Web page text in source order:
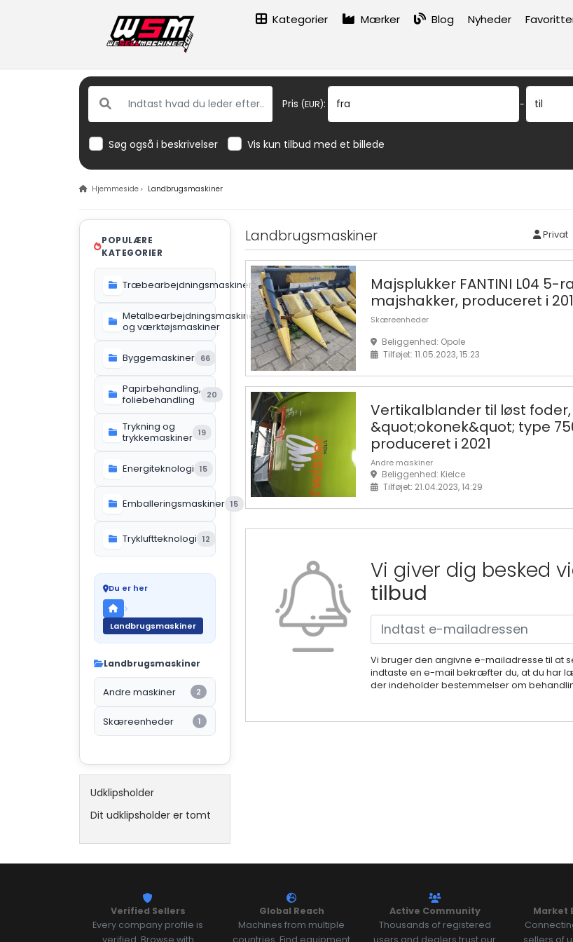
Kategorier Mærker Blog Nyheder
Pris (EUR): fra - til
Søg også i beskrivelser Vis kun tilbud med et billede
Hjemmeside › Landbrugsmaskiner
Landbrugsmaskiner Privat
Majsplukker FANTINI L04 5-
majshakker, produceret i
Skæreenheder
Beliggenhed: Opole
Tilføjet: 11.05.2023, 15:23
Vertikalblander til løst foder,
&quot;okonek&quot; type
produceret i 2021
Andre maskiner
Beliggenhed: Kielce
Tilføjet: 21.04.2023, 14:29
Vi giver dig besked
tilbud
Vi bruger den angivne e-mailadresse til at
indtaste en e-mail bekræfter du, at du har
der indeholder bestemmelser om
POPULÆRE
KATEGORIER
Træbearbejdningsmaskiner 612
Metalbearbejdningsmaskiner
og værktøjsmaskiner
119
Byggemaskiner 66
Papirbehandling,
foliebehandling
20
Trykning og
trykkemaskiner 19
Energiteknologi 15
Emballeringsmaskiner 15
Trykluftteknologi 12
Du er her
Landbrugsmaskiner
Landbrugsmaskiner
Andre maskiner 2
Skæreenheder 1
Udklipsholder
Dit udklipsholder er tomt
Verified Sellers
Every company profile is
verified. Browse with
Global Reach
Machines from multiple
countries. Find equipment
Active Community
Thousands of registered
users and dealers trust our
Market
sellers of